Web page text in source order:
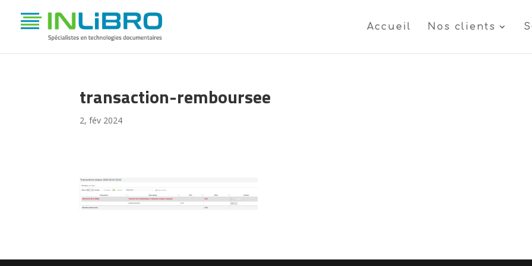
Accueil Nos clients
transaction-remboursee
2, fév 2024